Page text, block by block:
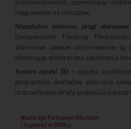
środowiskowych, zapewniając
reagowanie na intruzów,
Niezależne zmienne progi alarmowe
(Independent Floating
alarmowe zawsze utrzymywane są
eliminując elektryczne zakłócenia
System optyki 3D – optyka
gwarantuje dokładne pokrycie
oraz ochronę strefy podejścia